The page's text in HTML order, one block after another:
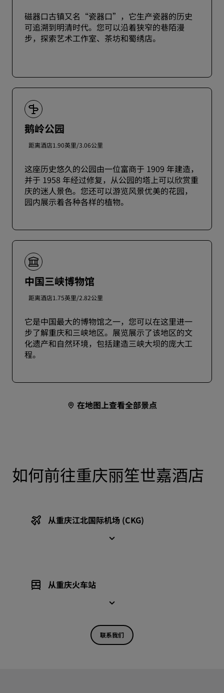
磁器口古镇又名“瓷器口”，它生产瓷器的历史
可追溯到明清时代。您可以沿着狭窄的巷陌漫
步，探索艺术工作室、茶坊和蜀绣店。
鹅岭公园
距离酒店1.90英里/3.06公里
这座历史悠久的公园由一位富商于 1909 年建造，
并于 1958 年经过修复，从公园的塔上可以欣赏重
庆的迷人景色。您还可以游览风景优美的花园，
园内展示着各种各样的植物。
中国三峡博物馆
距离酒店1.75英里/2.82公里
它是中国最大的博物馆之一，您可以在这里进一
步了解重庆和三峡地区。展览展示了该地区的文
化遗产和自然环境，包括建造三峡大坝的庞大工
程。
在地图上查看全部景点
如何前往重庆丽笙世嘉酒店
从重庆江北国际机场 (CKG)
从重庆火车站
联系我们